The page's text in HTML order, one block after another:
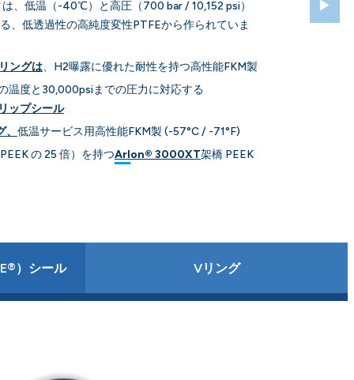
、低温（-40℃）と高圧（700 bar / 10,152 psi）
、低透過性の高純度変性PTFEから作られていま
ングは、H2曝露に優れた耐性を持つ高性能FKM製
温度と30,000psiまでの圧力に対応する
ップシール
低温サービス用高性能FKM製 (-57°C / -71°F)
の 25 倍）を持つArlon® 3000XT架橋 PEEK
▶
）シール Vリング